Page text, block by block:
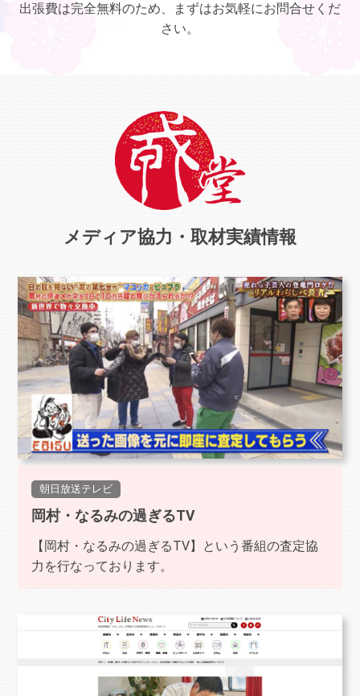
出張費は完全無料のため、まずはお気軽にお問合せくだ
さい。
メディア協力・取材実績情報
朝日放送テレビ
岡村・なるみの過ぎるTV
【岡村・なるみの過ぎるTV】という番組の査定協
力を行なっております。